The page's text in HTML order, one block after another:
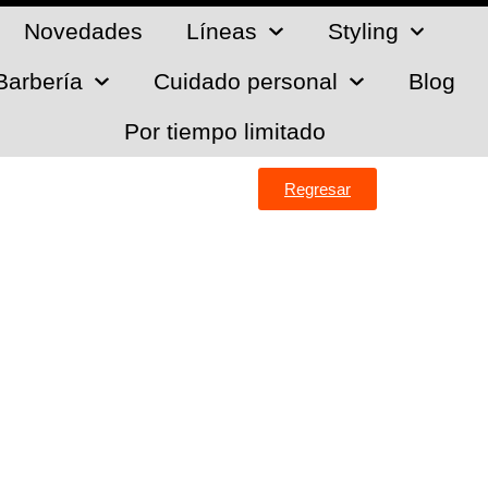
Novedades Líneas
Styling
Cuidado personal
Blog
Por tiempo limitado
Regresar